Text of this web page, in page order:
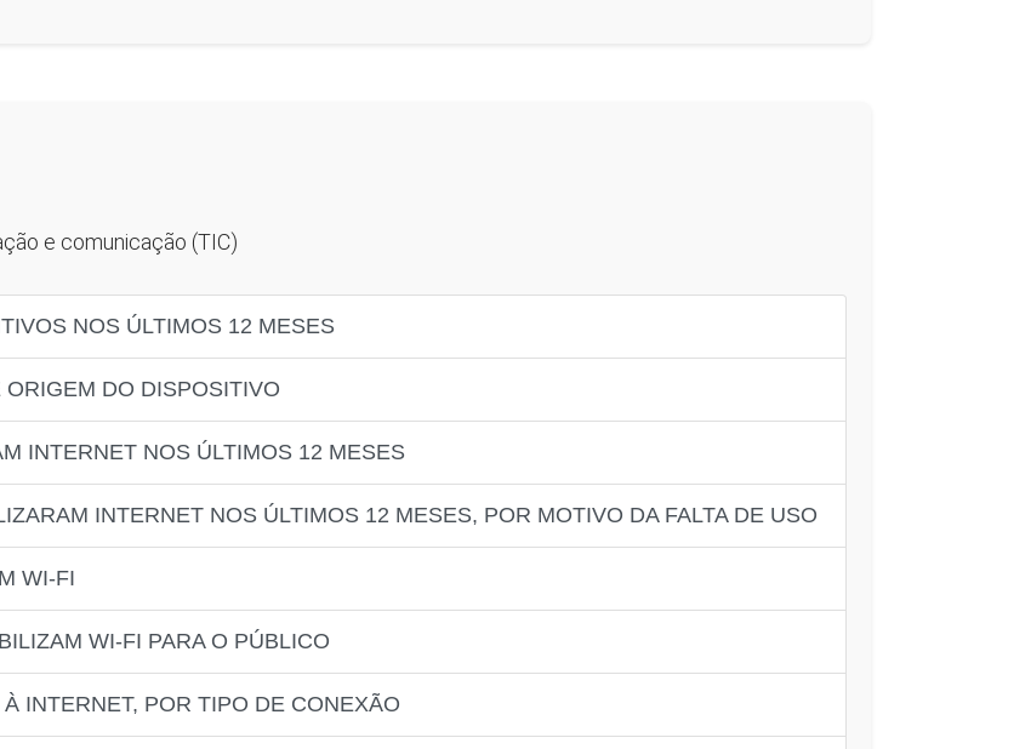
e comunicação (TIC)
NOS ÚLTIMOS 12 MESES
DO DISPOSITIVO
INTERNET NOS ÚLTIMOS 12 MESES
INTERNET NOS ÚLTIMOS 12 MESES, POR MOTIVO DA FALTA DE USO
WI-FI
WI-FI PARA O PÚBLICO
INTERNET, POR TIPO DE CONEXÃO